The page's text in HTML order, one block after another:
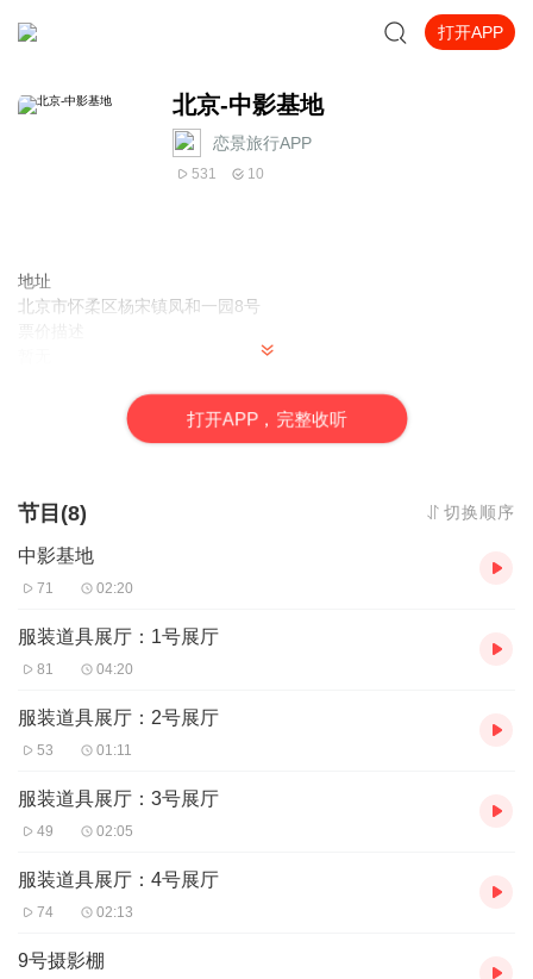
打开APP
北京-中影基地
恋景旅行APP
531 10
地址
北京市怀柔区杨宋镇凤和一园8号
936在南华市场下，马路对面换东2路中影基地下。
音频来源于链景旅行
打开APP，完整收听
节目(8) 切换顺序
中影基地
71 02:20
服装道具展厅：1号展厅
81 04:20
服装道具展厅：2号展厅
53 01:11
服装道具展厅：3号展厅
49 02:05
服装道具展厅：4号展厅
74 02:13
9号摄影棚